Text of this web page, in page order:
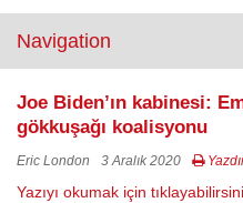
Navigation
Joe Biden’ın kabinesi:
gökkuşağı koalisyonu
Eric London 3 Aralık 2020
Yazıyı okumak için